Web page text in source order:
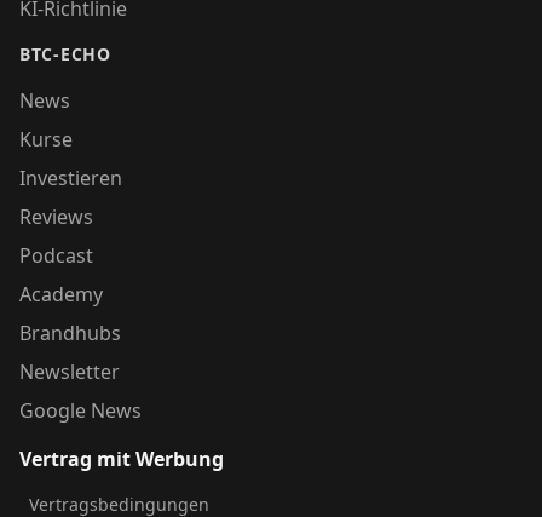
KI-Richtlinie
BTC-ECHO
News
Kurse
Investieren
Reviews
Podcast
Academy
Brandhubs
Newsletter
Google News
Vertrag mit Werbung
Vertragsbedingungen